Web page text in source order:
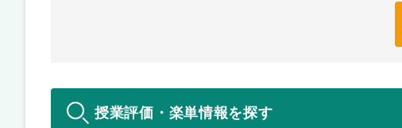
授業評価・楽単情報を探す